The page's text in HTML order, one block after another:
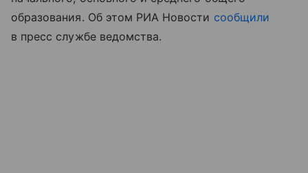
образования. Об этом РИА Новости сообщили
в пресс службе ведомства.